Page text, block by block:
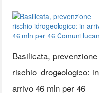
Basilicata, prevenzione
rischio idrogeologico: in
arrivo 46 mln per 46